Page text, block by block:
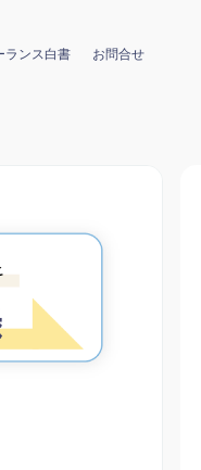
ランス白書 お問合せ